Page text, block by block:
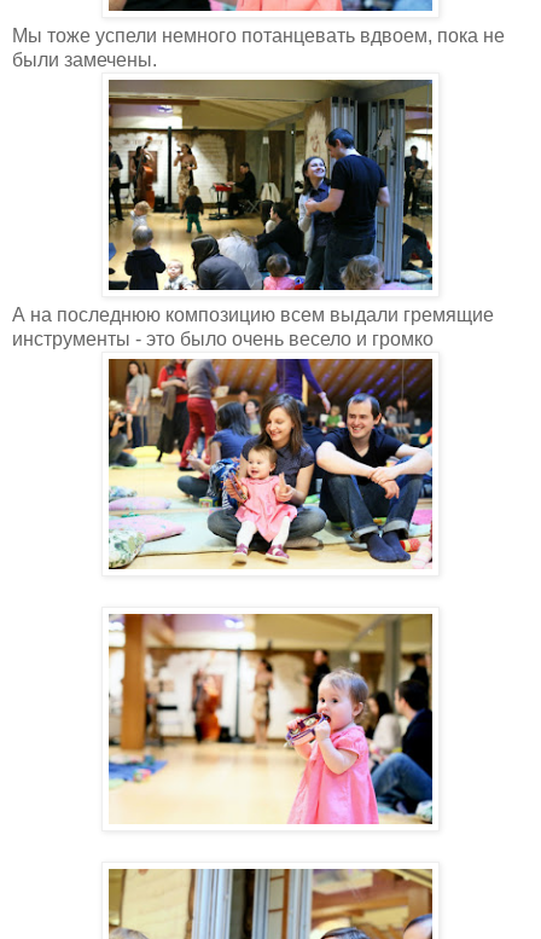
Мы тоже успели немного потанцевать вдвоем, пока не
были замечены.
А на последнюю композицию всем выдали гремящие
инструменты - это было очень весело и громко